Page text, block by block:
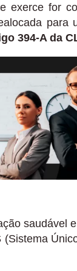
exerce for
para
394-A da
saudável